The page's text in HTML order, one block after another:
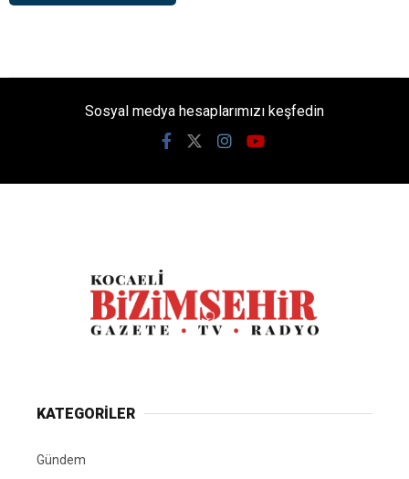
Sosyal medya hesaplarımızı keşfedin
KATEGORİLER
Gündem